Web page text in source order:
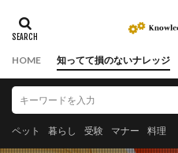
HOME 知ってて損のないナレッジ
ペット 暮らし 受験 マナー 料理